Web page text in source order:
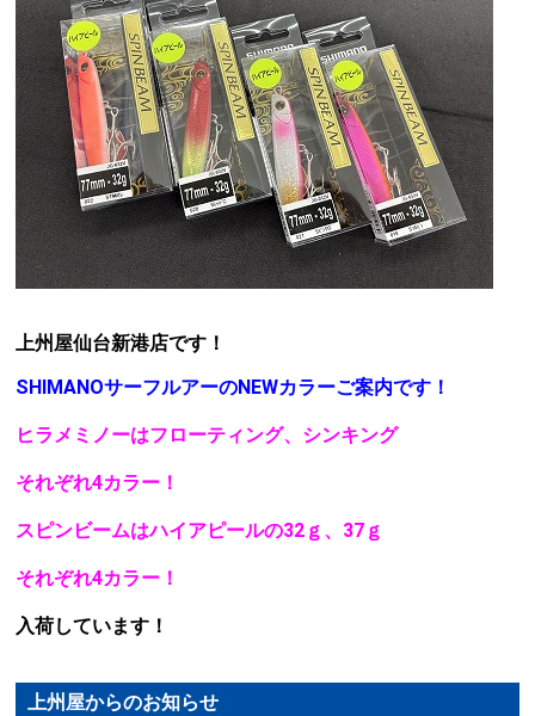
上州屋仙台新港店です！
SHIMANOサーフルアーのNEWカラーご案内です！
ヒラメミノーはフローティング、シンキング
それぞれ4カラー！
スピンビームはハイアピールの32ｇ、37ｇ
それぞれ4カラー！
入荷しています！
上州屋からのお知らせ